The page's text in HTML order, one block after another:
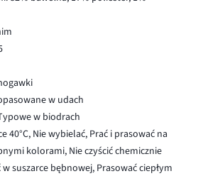
w udach
w biodrach
40°C, Nie wybielać, Prać i prasować na
kolorami, Nie czyścić chemicznie
w suszarce bębnowej, Prasować ciepłym